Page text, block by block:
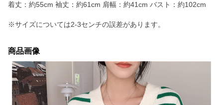
着丈：約55cm 袖丈：約61cm 肩幅：約41cm バスト：約102cm
※サイズについては2-3センチの誤差があります。
商品画像